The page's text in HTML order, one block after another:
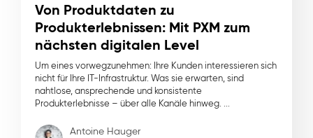
Von Produktdaten zu
Produkterlebnissen: Mit PXM zum
nächsten digitalen Level
Um eines vorwegzunehmen: Ihre Kunden interessieren sich
nicht für Ihre IT-Infrastruktur. Was sie erwarten, sind
nahtlose, ansprechende und konsistente
Produkterlebnisse – über alle Kanäle hinweg. ...
Antoine Hauger